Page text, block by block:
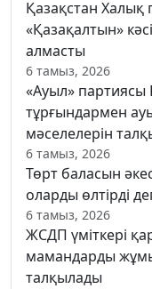
Қазақстан Халық
«Қазақалтын»
алмасты
6 тамыз, 2026
«Ауыл»
тұрғындармен
мәселелерін
6 тамыз, 2026
Төрт баласын
оларды өлтірді
6 тамыз, 2026
ЖСДП үміткері
мамандарды
талқылады